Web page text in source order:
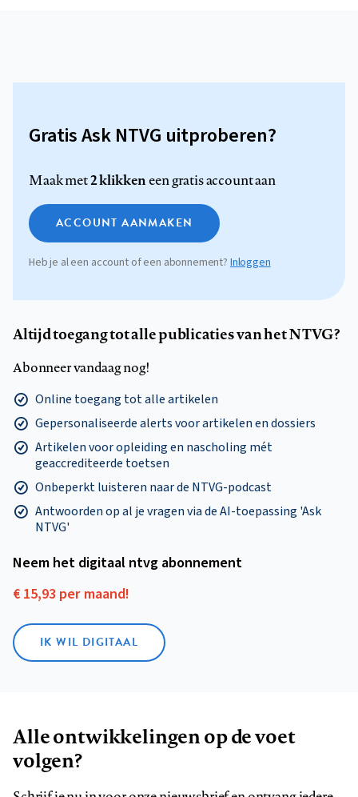
Gratis Ask NTVG uitproberen?
Maak met2 klikkeneen gratis account aan
ACCOUNT AANMAKEN
Heb je al een account of een abonnement?Inloggen
Altijd toegang tot alle publicaties van het NTVG?
Abonneer vandaag nog!
Online toegang tot alle artikelen
Gepersonaliseerde alerts voor artikelen en dossiers
Artikelen voor opleiding en nascholing mét
geaccrediteerde toetsen
Onbeperkt luisteren naar de NTVG-podcast
Antwoorden op al je vragen via de AI-toepassing 'Ask
NTVG'
Neem het digitaal ntvg abonnement
€ 15,93 per maand!
IK WIL DIGITAAL
Alle ontwikkelingen op de voet
volgen?